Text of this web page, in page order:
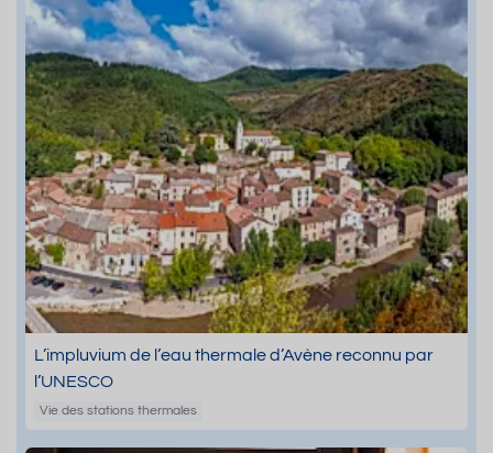
L’impluvium de l’eau thermale d’Avène reconnu par
l’UNESCO
Vie des stations thermales